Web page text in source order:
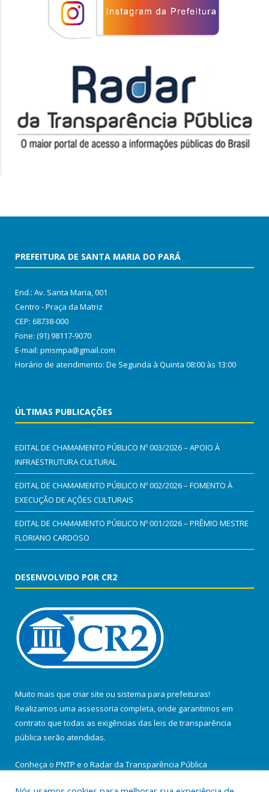
PREFEITURA DE SANTA MARIA DO PARÁ
End.: Av. Santa Maria, 001
Centro - Praça da Matriz
CEP: 68738-000
Fone: (91) 98117-9070
E-mail: pmsmpa@gmail.com
Horário de atendimento: De Segunda à Quinta 08:00 às 13:00
ÚLTIMAS PUBLICAÇÕES
EDITAL DE CHAMAMENTO PÚBLICO Nº 003/2026 – APOIO À
INFRAESTRUTURA CULTURAL
EDITAL DE CHAMAMENTO PÚBLICO Nº 002/2026 – FOMENTO À
EXECUÇÃO DE AÇÕES CULTURAIS
EDITAL DE CHAMAMENTO PÚBLICO Nº 001/2026 – PRÊMIO MESTRE
FLORIANO CARDOSO
DESENVOLVIDO POR CR2
Muito mais que criar site ou sistema para prefeituras!
Realizamos uma assessoria completa, onde garantimos em
contrato que todas as exigências das leis de transparência
pública serão atendidas.
Conheça o PNTP e o Radar da Transparência Pública